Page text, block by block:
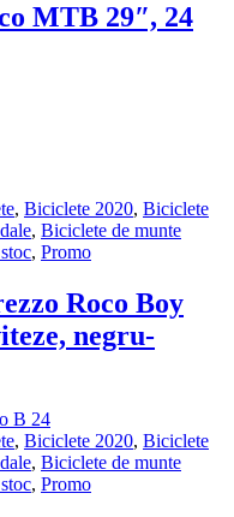
MTB 29″, 24
, Biciclete 2020, Biciclete
, Biciclete de munte
, Promo
Roco Boy
negru-
, Biciclete 2020, Biciclete
, Biciclete de munte
, Promo